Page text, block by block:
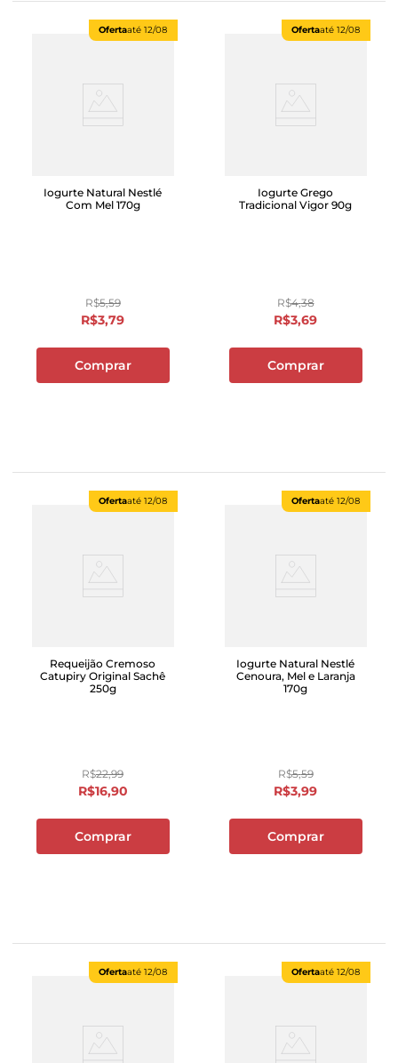
Ofertaaté 12/08
Iogurte Natural Nestlé
Com Mel 170g
R$5,59
R$3,79
Comprar
Ofertaaté 12/08
Iogurte Grego
Tradicional Vigor 90g
R$4,38
R$3,69
Comprar
Ofertaaté 12/08
Requeijão Cremoso
Catupiry Original Sachê
250g
R$22,99
R$16,90
Comprar
Ofertaaté 12/08
Iogurte Natural Nestlé
Cenoura, Mel e Laranja
170g
R$5,59
R$3,99
Comprar
Ofertaaté 12/08 Ofertaaté 12/08